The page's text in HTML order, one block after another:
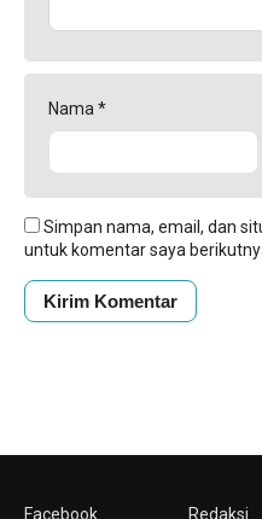
Nama *
Simpan nama, email, dan
untuk komentar saya
Facebook Redaksi